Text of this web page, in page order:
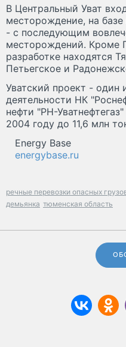
В Центральный Уват
месторождение, на базе
- с последующим
месторождений. Кроме
разработке находятся
Петьегское и
Уватский проект - один
деятельности НК
нефти "РН-
2004 году до 11,6 млн
Energy Base
energybase.ru
речные перевозки опасных
демьянка тюменская область